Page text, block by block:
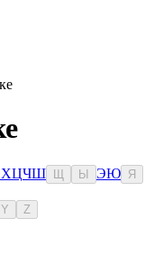
ХЦЧШ Ы ЭЮ Я
Y Z